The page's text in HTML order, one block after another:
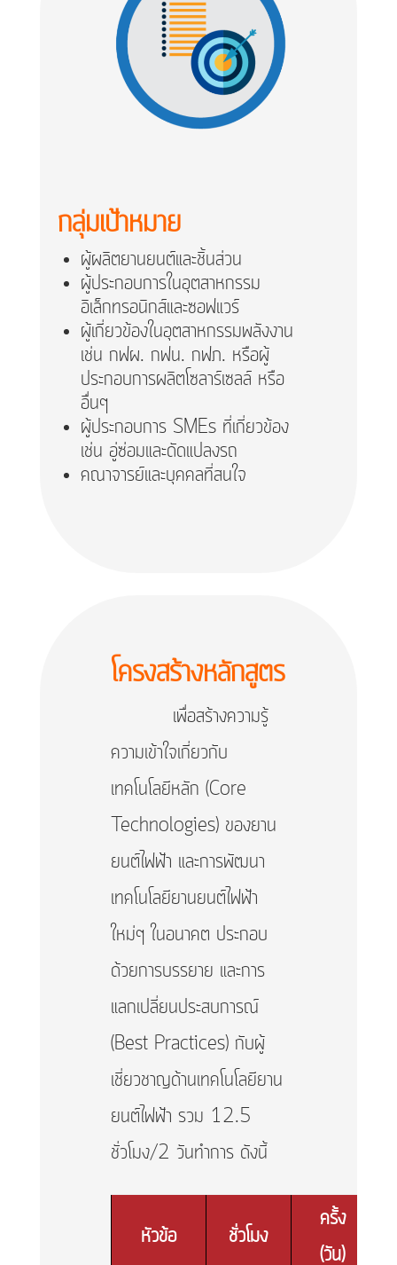
กลุ่มเป้าหมาย
ผู้ผลิตยานยนต์และชิ้นส่วน
ผู้ประกอบการในอุตสาหกรรม
อิเล็กทรอนิกส์และซอฟแวร์
ผู้เกี่ยวข้องในอุตสาหกรรมพลังงาน
เช่น กฟผ. กฟน. กฟภ. หรือผู้
ประกอบการผลิตโซลาร์เซลล์ หรือ
อื่นๆ
ผู้ประกอบการ SMEs ที่เกี่ยวข้อง
เช่น อู่ซ่อมและดัดแปลงรถ
คณาจารย์และบุคคลที่สนใจ
โครงสร้างหลักสูตร
เพื่อสร้างความรู้
ความเข้าใจเกี่ยวกับ
เทคโนโลยีหลัก (Core
Technologies) ของยาน
ยนต์ไฟฟ้า และการพัฒนา
เทคโนโลยียานยนต์ไฟฟ้า
ใหม่ๆ ในอนาคต ประกอบ
ด้วยการบรรยาย และการ
แลกเปลี่ยนประสบการณ์
(Best Practices) กับผู้
เชี่ยวชาญด้านเทคโนโลยียาน
ยนต์ไฟฟ้า รวม 12.5
ชั่วโมง/2 วันทำการ ดังนี้
หัวข้อ ชั่วโมง
ครั้ง
(วัน)